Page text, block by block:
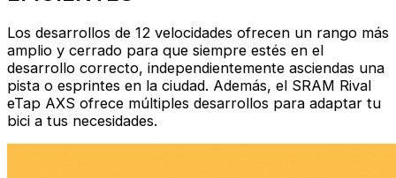
Los desarrollos de 12 velocidades ofrecen un rango más
amplio y cerrado para que siempre estés en el
desarrollo correcto, independientemente asciendas una
pista o esprintes en la ciudad. Además, el SRAM Rival
eTap AXS ofrece múltiples desarrollos para adaptar tu
bici a tus necesidades.